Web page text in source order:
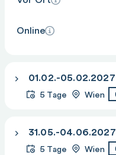
Online
01.02.-05.02.2027
5 Tage Wien
31.05.-04.06.2027
5 Tage Wien